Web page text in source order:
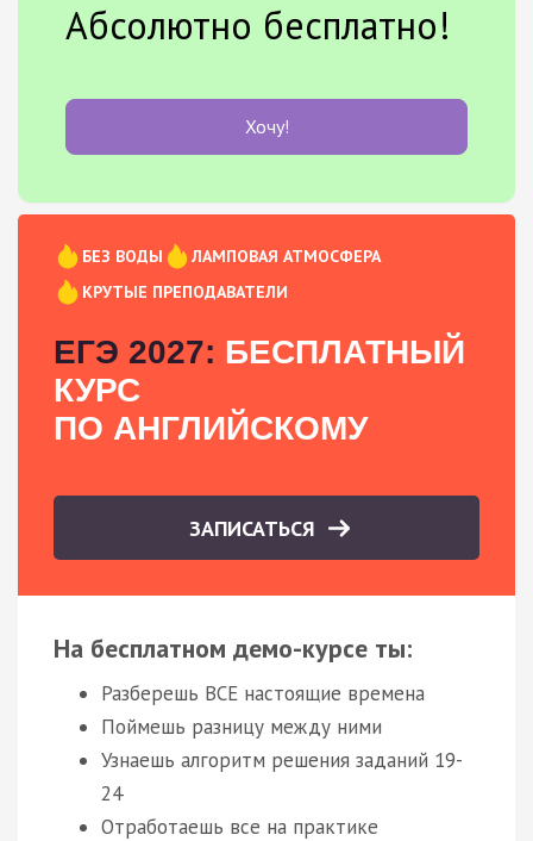
Абсолютно бесплатно!
Хочу!
БЕЗ ВОДЫ
ЛАМПОВАЯ АТМОСФЕРА
КРУТЫЕ ПРЕПОДАВАТЕЛИ
ЕГЭ 2027: БЕСПЛАТНЫЙ
КУРС
ПО АНГЛИЙСКОМУ
ЗАПИСАТЬСЯ
На бесплатном демо-курсе ты:
Разберешь ВСЕ настоящие времена
Поймешь разницу между ними
Узнаешь алгоритм решения заданий 19-
24
Отработаешь все на практике